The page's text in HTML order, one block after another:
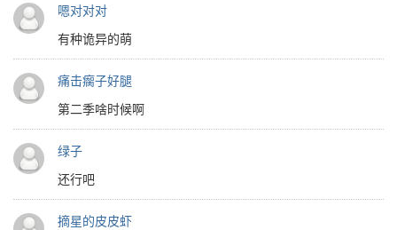
嗯对对对
有种诡异的萌
痛击瘸子好腿
第二季啥时候啊
绿子
还行吧
摘星的皮皮虾